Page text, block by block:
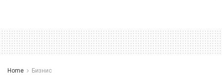
Home Бизнис